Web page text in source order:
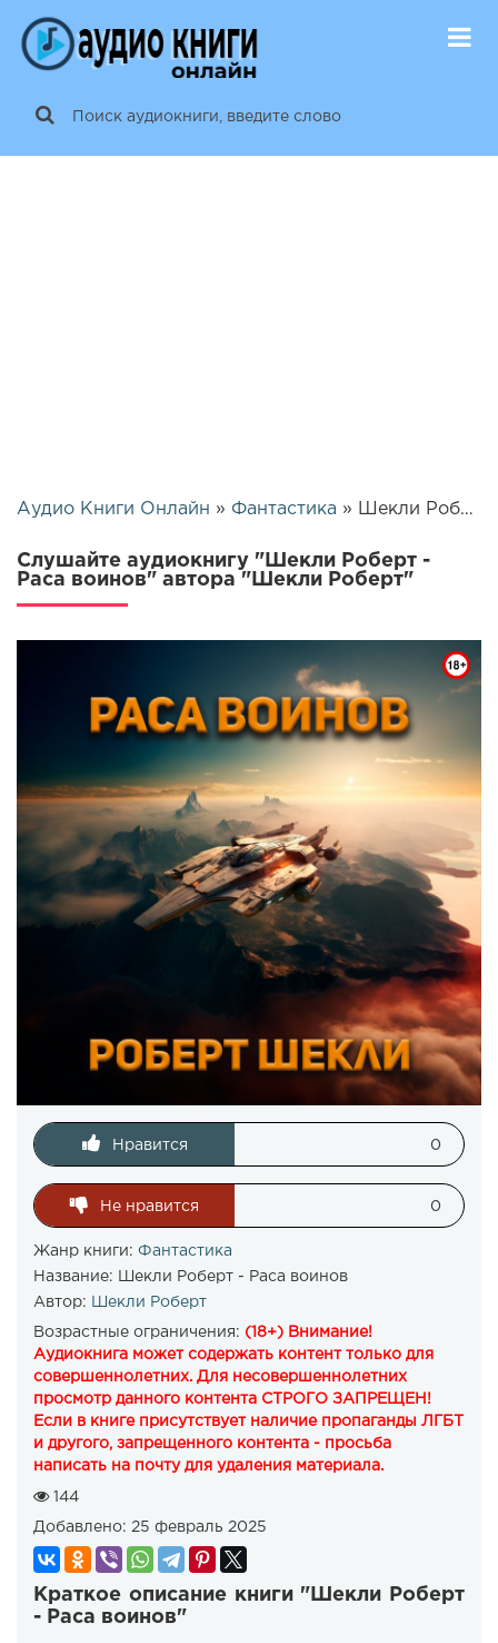
Аудио Книги Онлайн » Фантастика » Шекли Роберт - Раса воинов | 17451
Слушайте аудиокнигу "Шекли Роберт -
Раса воинов" автора "Шекли Роберт"
Нравится 0
Не нравится 0
Жанр книги: Фантастика
Название: Шекли Роберт - Раса воинов
Автор:
Шекли Роберт
Возрастные ограничения: (18+) Внимание!
Аудиокнига может содержать контент только для
совершеннолетних. Для несовершеннолетних
просмотр данного контента СТРОГО ЗАПРЕЩЕН!
Если в книге присутствует наличие пропаганды ЛГБТ
и другого, запрещенного контента - просьба
написать на почту для удаления материала.
144
Добавлено: 25 февраль 2025
Краткое описание книги "Шекли Роберт
- Раса воинов"